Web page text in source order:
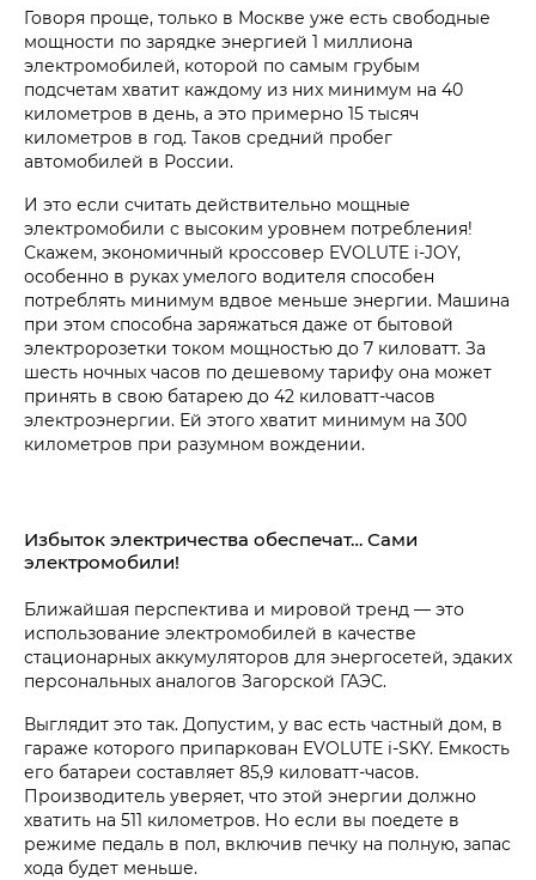
Говоря проще, только в Москве уже есть свободные
мощности по зарядке энергией 1 миллиона
электромобилей, которой по самым грубым
подсчетам хватит каждому из них минимум на 40
километров в день, а это примерно 15 тысяч
километров в год. Таков средний пробег
автомобилей в России.
И это если считать действительно мощные
электромобили с высоким уровнем потребления!
Скажем, экономичный кроссовер EVOLUTE i‑JOY,
особенно в руках умелого водителя способен
потреблять минимум вдвое меньше энергии. Машина
при этом способна заряжаться даже от бытовой
электророзетки током мощностью до 7 киловатт. За
шесть ночных часов по дешевому тарифу она может
принять в свою батарею до 42 киловатт-часов
электроэнергии. Ей этого хватит минимум на 300
километров при разумном вождении.
Избыток электричества обеспечат… Сами
электромобили!
Ближайшая перспектива и мировой тренд — это
использование электромобилей в качестве
стационарных аккумуляторов для энергосетей, эдаких
персональных аналогов Загорской ГАЭС.
Выглядит это так. Допустим, у вас есть частный дом, в
гараже которого припаркован EVOLUTE i‑SKY. Емкость
его батареи составляет 85,9 киловатт-часов.
Производитель уверяет, что этой энергии должно
хватить на 511 километров. Но если вы поедете в
режиме педаль в пол, включив печку на полную, запас
хода будет меньше.